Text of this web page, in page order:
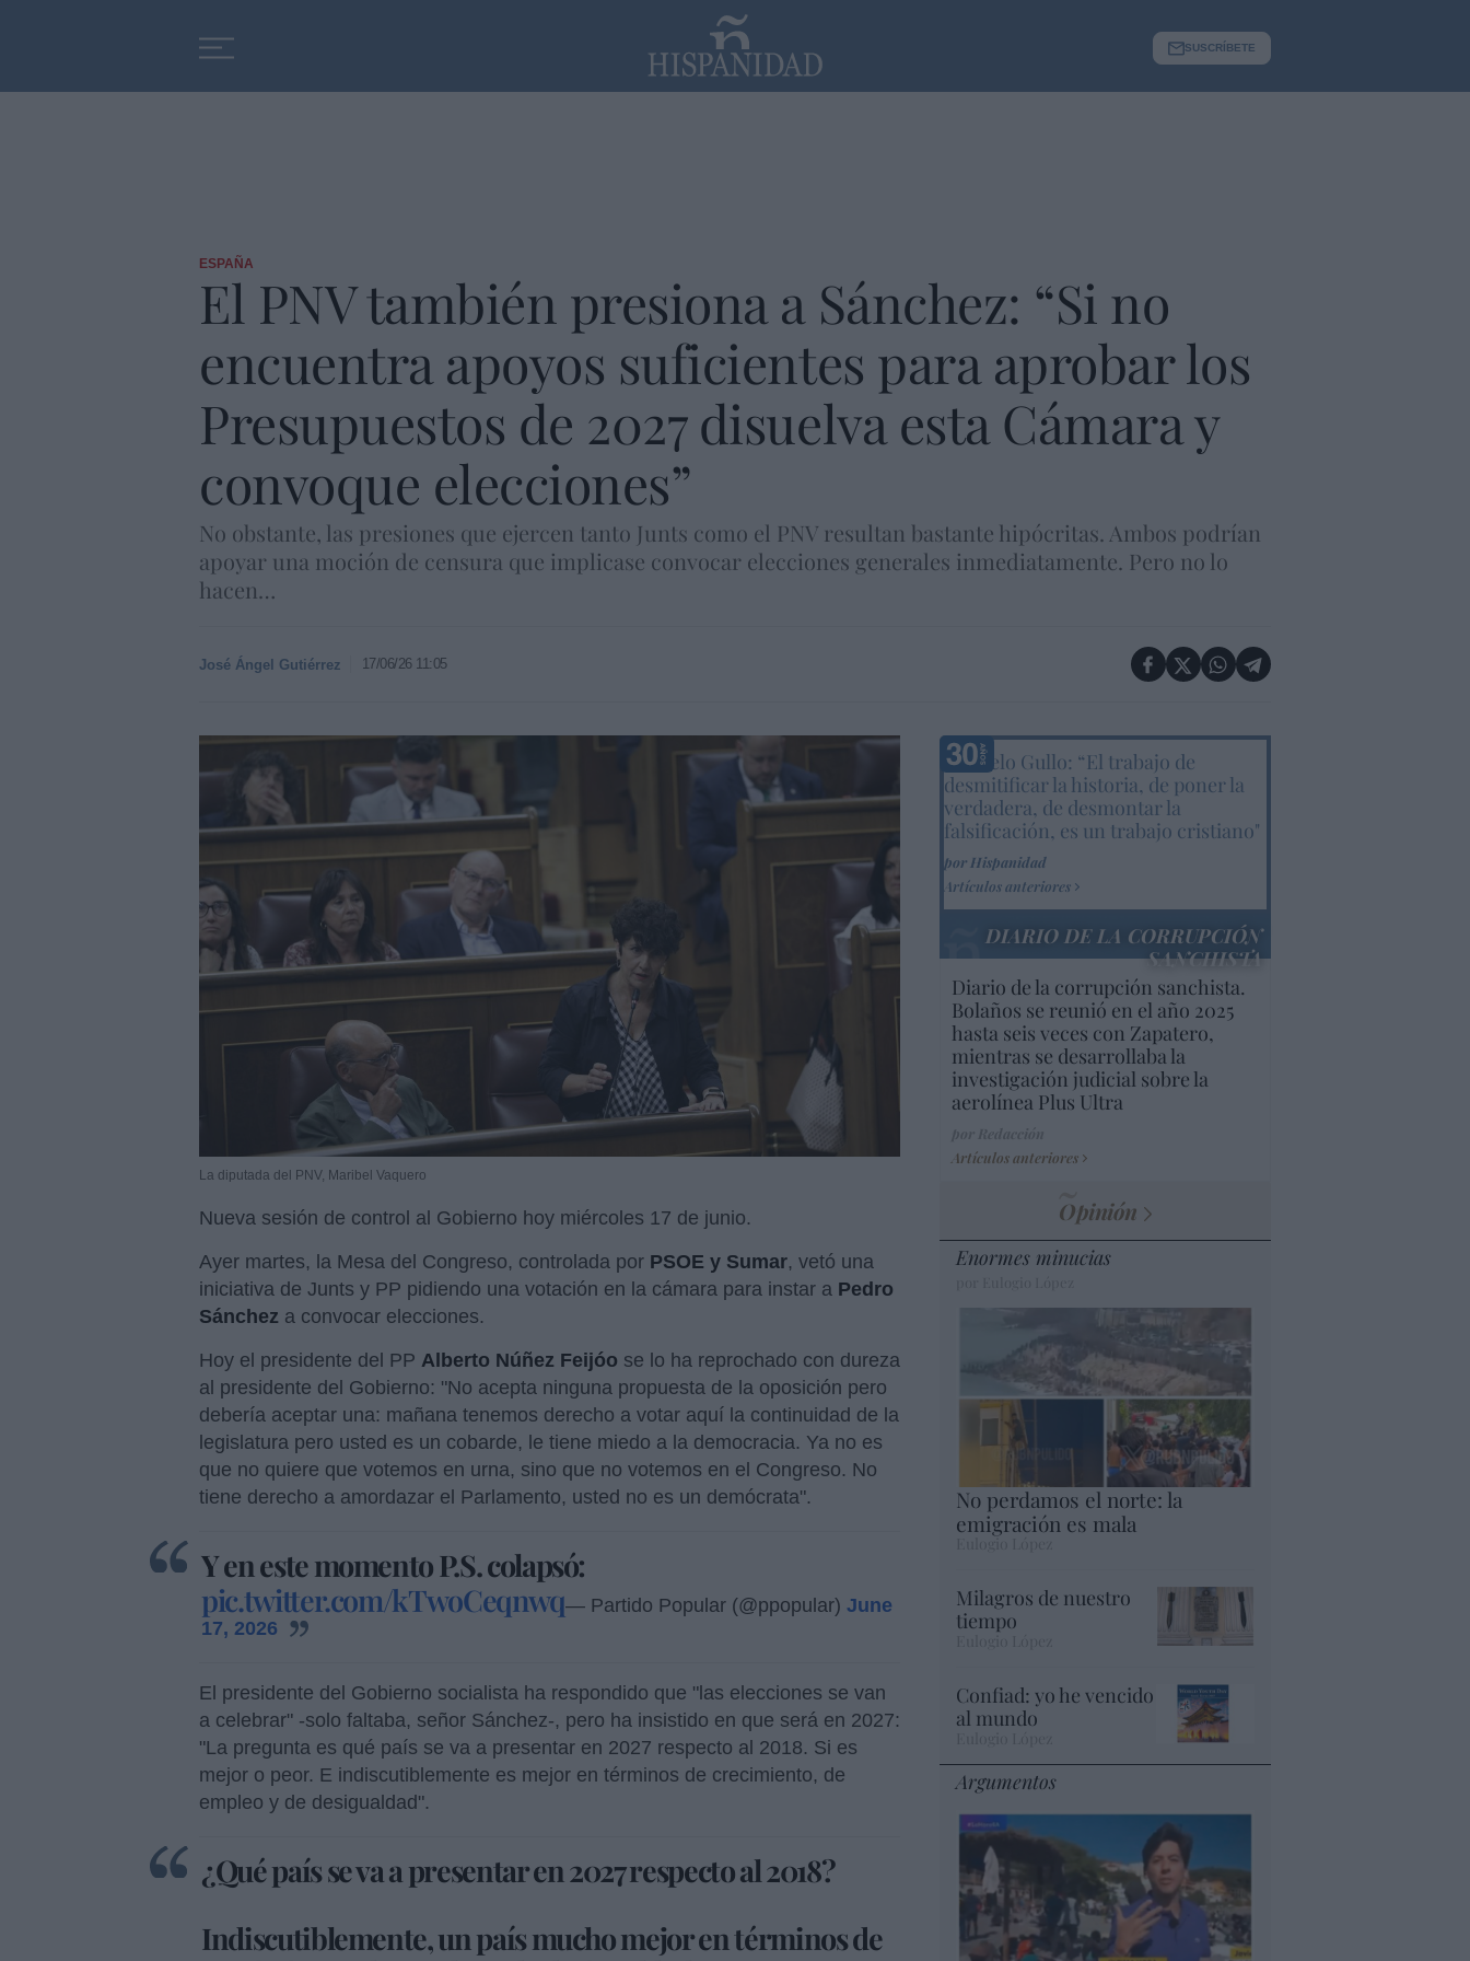
SUSCRÍBETE
ESPAÑA
El PNV también presiona a Sánchez: “Si no
encuentra apoyos suficientes para aprobar los
Presupuestos de 2027 disuelva esta Cámara y
convoque elecciones”
No obstante, las presiones que ejercen tanto Junts como el PNV resultan bastante hipócritas. Ambos podrían
apoyar una moción de censura que implicase convocar elecciones generales inmediatamente. Pero no lo
hacen…
José Ángel Gutiérrez 17/06/26 11:05
La diputada del PNV, Maribel Vaquero
Nueva sesión de control al Gobierno hoy miércoles 17 de junio.
Ayer martes, la Mesa del Congreso, controlada por PSOE y Sumar, vetó una
iniciativa de Junts y PP pidiendo una votación en la cámara para instar a Pedro
Sánchez a convocar elecciones.
Hoy el presidente del PP Alberto Núñez Feijóo se lo ha reprochado con dureza
al presidente del Gobierno: "No acepta ninguna propuesta de la oposición pero
debería aceptar una: mañana tenemos derecho a votar aquí la continuidad de la
legislatura pero usted es un cobarde, le tiene miedo a la democracia. Ya no es
que no quiere que votemos en urna, sino que no votemos en el Congreso. No
tiene derecho a amordazar el Parlamento, usted no es un demócrata".
Y en este momento P.S. colapsó:
pic.twitter.com/kTwoCeqnwq— Partido Popular (@ppopular) June
17, 2026
El presidente del Gobierno socialista ha respondido que "las elecciones se van
a celebrar" -solo faltaba, señor Sánchez-, pero ha insistido en que será en 2027:
"La pregunta es qué país se va a presentar en 2027 respecto al 2018. Si es
mejor o peor. E indiscutiblemente es mejor en términos de crecimiento, de
empleo y de desigualdad".
¿Qué país se va a presentar en 2027 respecto al 2018?
Indiscutiblemente, un país mucho mejor en términos de
Marcelo Gullo: “El trabajo de
desmitificar la historia, de poner la
verdadera, de desmontar la
falsificación, es un trabajo cristiano"
por Hispanidad
Artículos anteriores
DIARIO DE LA CORRUPCIÓN
SANCHISTA
Diario de la corrupción sanchista.
Bolaños se reunió en el año 2025
hasta seis veces con Zapatero,
mientras se desarrollaba la
investigación judicial sobre la
aerolínea Plus Ultra
Artículos anteriores
Opinión
Enormes minucias
No perdamos el norte: la
emigración es mala
Eulogio López
Milagros de nuestro
tiempo
Confiad: yo he vencido
al mundo
Argumentos